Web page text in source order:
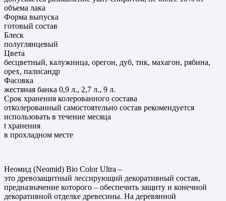
объема лака
Форма выпуска
готовый состав
Блеск
полуглянцевый
Цвета
бесцветный, калужница, орегон, дуб, тик, махагон, рябина,
орех, палисандр
Фасовка
жестяная банка 0,9 л., 2,7 л., 9 л.
Срок хранения колерованного состава
отколерованный самостоятельно состав рекомендуется
использовать в течение месяца
t хранения
в прохладном месте
Неомид (Neomid) Bio Color Ultra –
это древозащитный лессирующий декоративный состав,
предназначение которого – обеспечить защиту и конечной
декоративной отделке древесины. На деревянной